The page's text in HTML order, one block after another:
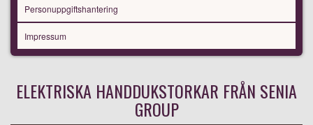
Personuppgiftshantering
Impressum
ELEKTRISKA HANDDUKSTORKAR FRÅN SENIA
GROUP